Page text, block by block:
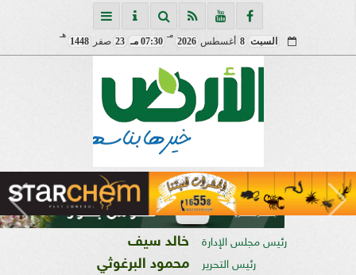
السبت 8 أغسطس 2026
مـ
07:30 مـ 23 صفر 1448
هـ
رئيس مجلس الإدارة خالد سيف
رئيس التحرير محمود البرغوثي